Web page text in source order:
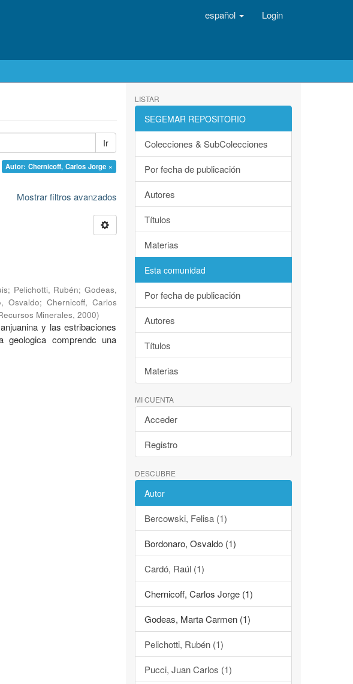
español Login
Ir
Autor: Chernicoff, Carlos Jorge ×
Mostrar filtros avanzados
; Pelichotti, Rubén; Godeas,
Osvaldo; Chernicoff, Carlos
Minerales,2000)
y las estribaciones
geologica comprendc una
LISTAR
SEGEMAR REPOSITORIO
Colecciones & SubColecciones
Por fecha de publicación
Autores
Títulos
Materias
Esta comunidad
Por fecha de publicación
Autores
Títulos
Materias
MI CUENTA
Acceder
Registro
DESCUBRE
Autor
Bercowski, Felisa (1)
Bordonaro, Osvaldo (1)
Cardó, Raúl (1)
Chernicoff, Carlos Jorge (1)
Godeas, Marta Carmen (1)
Pelichotti, Rubén (1)
Pucci, Juan Carlos (1)